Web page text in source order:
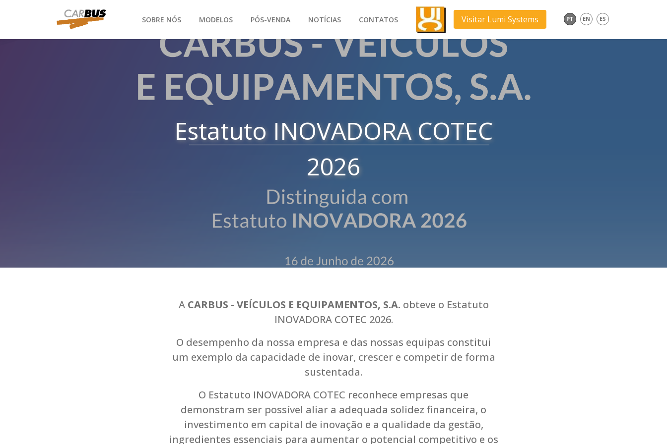
SOBRE NÓS MODELOS PÓS-VENDA NOTÍCIAS CONTATOS Visitar Lumi Systems PT EN ES
Estatuto INOVADORA COTEC
2026
A CARBUS - VEÍCULOS E EQUIPAMENTOS, S.A. obteve o Estatuto
INOVADORA COTEC 2026.
O desempenho da nossa empresa e das nossas equipas constitui
um exemplo da capacidade de inovar, crescer e competir de forma
sustentada.
O Estatuto INOVADORA COTEC reconhece empresas que
demonstram ser possível aliar a adequada solidez financeira, o
investimento em capital de inovação e a qualidade da gestão,
ingredientes essenciais para aumentar o potencial competitivo e os